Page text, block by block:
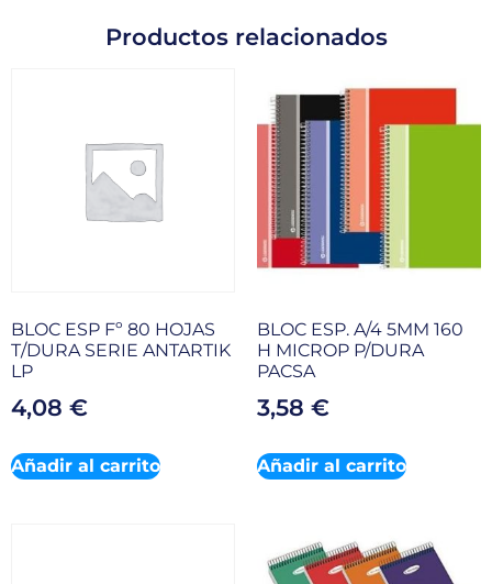
Productos relacionados
BLOC ESP Fº 80 HOJAS
T/DURA SERIE ANTARTIK
LP
4,08 €
Añadir al carrito
BLOC ESP. A/4 5MM 160
H MICROP P/DURA
PACSA
3,58 €
Añadir al carrito